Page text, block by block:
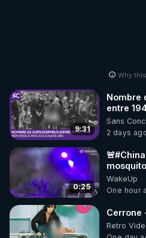
Why
9:31
Nombre
entre
à mes
Sans
2 days
0:25
WakeUp
One hour
Cerrone
Retro